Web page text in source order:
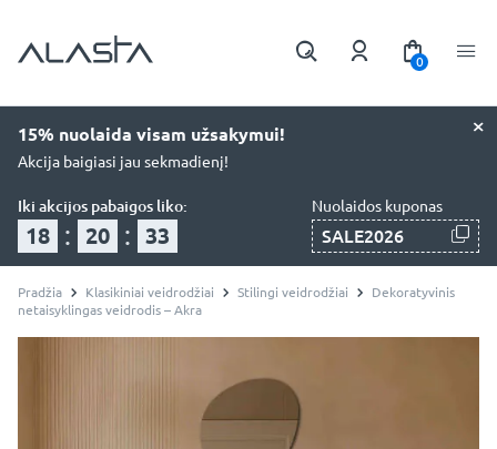
0
×
15% nuolaida visam užsakymui!
Akcija baigiasi jau sekmadienį!
Iki akcijos pabaigos liko:
18 : 20 : 32
Nuolaidos kuponas
SALE2026
Pradžia Klasikiniai veidrodžiai Stilingi veidrodžiai
Dekoratyvinis
netaisyklingas veidrodis – Akra